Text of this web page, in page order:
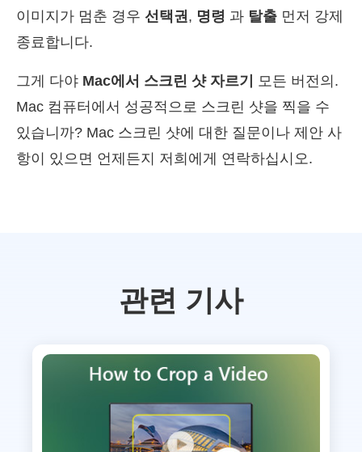
이미지가 멈춘 경우 선택권, 명령 과 탈출 먼저 강제
종료합니다.
그게 다야 Mac에서 스크린 샷 자르기 모든 버전의.
Mac 컴퓨터에서 성공적으로 스크린 샷을 찍을 수
있습니까? Mac 스크린 샷에 대한 질문이나 제안 사
항이 있으면 언제든지 저희에게 연락하십시오.
관련 기사